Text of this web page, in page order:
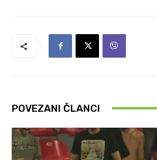
POVEZANI ČLANCI